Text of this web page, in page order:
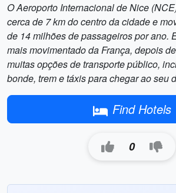
O Aeroporto Internacional de Nice
cerca de 7 km do centro da cidade e
de 14 milhões de passageiros por ano.
mais movimentado da França, depois
muitas opções de transporte público,
bonde, trem e táxis para chegar ao seu
Find Hotels
0